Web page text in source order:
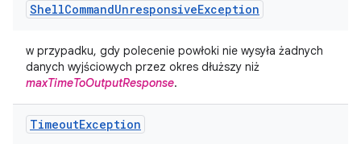
ShellCommandUnresponsiveException
w przypadku, gdy polecenie powłoki nie wysyła żadnych
danych wyjściowych przez okres dłuższy niż
maxTimeToOutputResponse.
TimeoutException